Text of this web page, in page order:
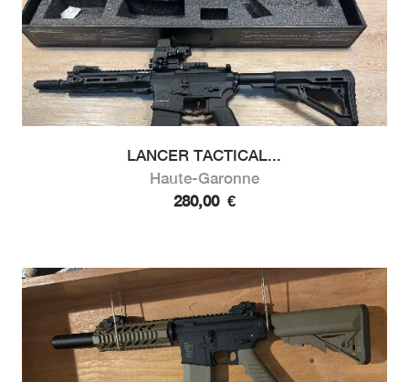
LANCER TACTICAL...
Haute-Garonne
280,00 €